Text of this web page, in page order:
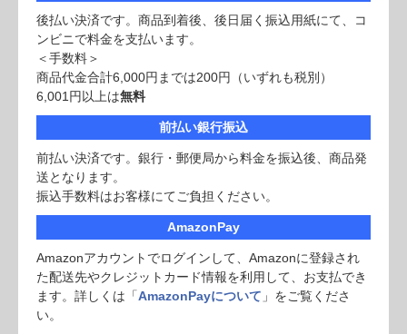
後払い決済です。商品到着後、後日届く振込用紙にて、コ
ンビニで料金を支払います。
＜手数料＞
商品代金合計6,000円までは200円（いずれも税別）
6,001円以上は無料
前払い銀行振込
前払い決済です。銀行・郵便局から料金を振込後、商品発
送となります。
振込手数料はお客様にてご負担ください。
AmazonPay
Amazonアカウントでログインして、Amazonに登録され
た配送先やクレジットカード情報を利用して、お支払でき
ます。詳しくは「AmazonPayについて 」をご覧くださ
い。